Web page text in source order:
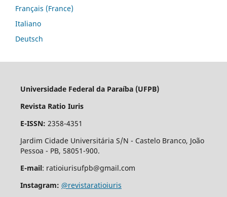
Français (France)
Italiano
Deutsch
Universidade Federal da Paraíba (UFPB)
Revista Ratio Iuris
E-ISSN: 2358-4351
Jardim Cidade Universitária S/N - Castelo Branco, João
Pessoa - PB, 58051-900.
E-mail: ratioiurisufpb@gmail.com
Instagram: @revistaratioiuris